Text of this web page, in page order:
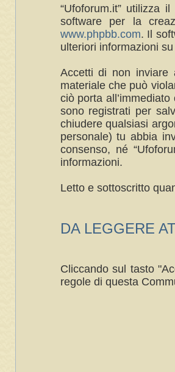
“Ufoforum.it” utilizza
software per la
www.phpbb.com. Il
ulteriori informazioni
Accetti di non inviare
materiale che può
ciò porta
sono registrati per
chiudere qualsiasi
personale) tu abbia
consenso, né
informazioni.
Letto e sottoscritto
DA LEGGERE
Cliccando sul tasto
regole di questa